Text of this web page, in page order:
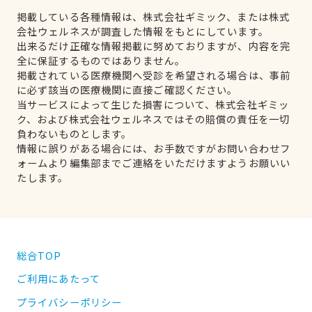
掲載している各種情報は、株式会社ギミック、または株式
会社ウェルネスが調査した情報をもとにしています。
出来るだけ正確な情報掲載に努めておりますが、内容を完
全に保証するものではありません。
掲載されている医療機関へ受診を希望される場合は、事前
に必ず該当の医療機関に直接ご確認ください。
当サービスによって生じた損害について、株式会社ギミッ
ク、および株式会社ウェルネスではその賠償の責任を一切
負わないものとします。
情報に誤りがある場合には、お手数ですがお問い合わせフ
ォームより編集部までご連絡をいただけますようお願いい
たします。
総合TOP
ご利用にあたって
プライバシーポリシー